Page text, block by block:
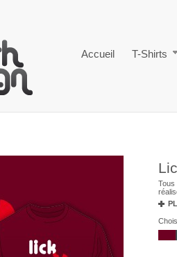
Accueil T-Shirts
Tous